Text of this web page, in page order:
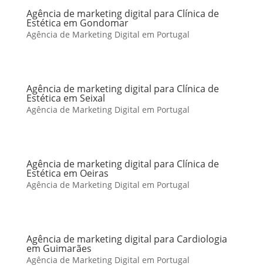
Agência de marketing digital para Clínica de
Estética em Gondomar
Agência de Marketing Digital em Portugal
Agência de marketing digital para Clínica de
Estética em Seixal
Agência de Marketing Digital em Portugal
Agência de marketing digital para Clínica de
Estética em Oeiras
Agência de Marketing Digital em Portugal
Agência de marketing digital para Cardiologia
em Guimarães
Agência de Marketing Digital em Portugal